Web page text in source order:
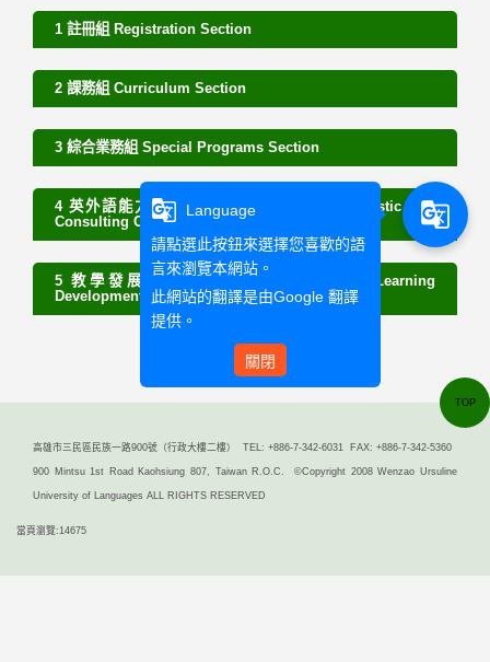
1 註冊組 Registration Section
2 課務組 Curriculum Section
3 綜合業務組 Special Programs Section
4 英外語能力診斷輔導中心 Language Diagnostic And
Consulting Center
5 教學發展中心 Center for Teaching and Learning
Development
高雄市三民區民族一路900號（行政大樓二樓） TEL: +886-7-342-6031 FAX: +886-7-342-5360
900 Mintsu 1st Road Kaohsiung 807, Taiwan R.O.C. ©Copyright 2008 Wenzao Ursuline
University of Languages ALL RIGHTS RESERVED
當頁瀏覽:14675
TOP
g_translate
Language
請點選此按鈕來選擇您喜歡的語
言來瀏覽本網站。
此網站的翻譯是由Google 翻譯
提供。
關閉
g_translate